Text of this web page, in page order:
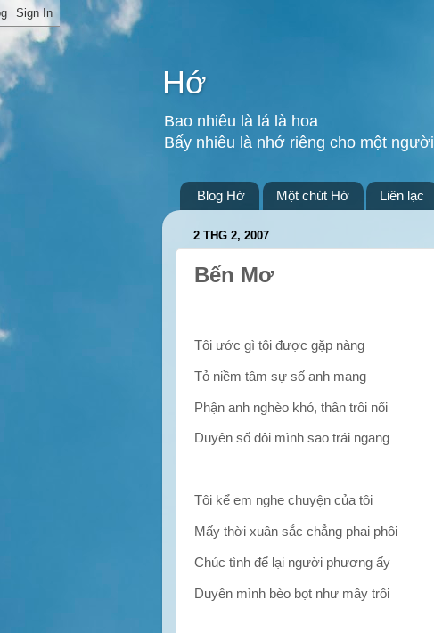
Hớ
Bao nhiêu là lá là hoa
Bấy nhiêu là nhớ riêng cho một người
Blog Hớ Một chút Hớ Liên lạc
2 THG 2, 2007
Bến Mơ
Tôi ước gì tôi được gặp nàng
Tỏ niềm tâm sự số anh mang
Phận anh nghèo khó, thân trôi nổi
Duyên số đôi mình sao trái ngang
Tôi kể em nghe chuyện của tôi
Mấy thời xuân sắc chẳng phai phôi
Chúc tình để lại người phương ấy
Duyên mình bèo bọt như mây trôi